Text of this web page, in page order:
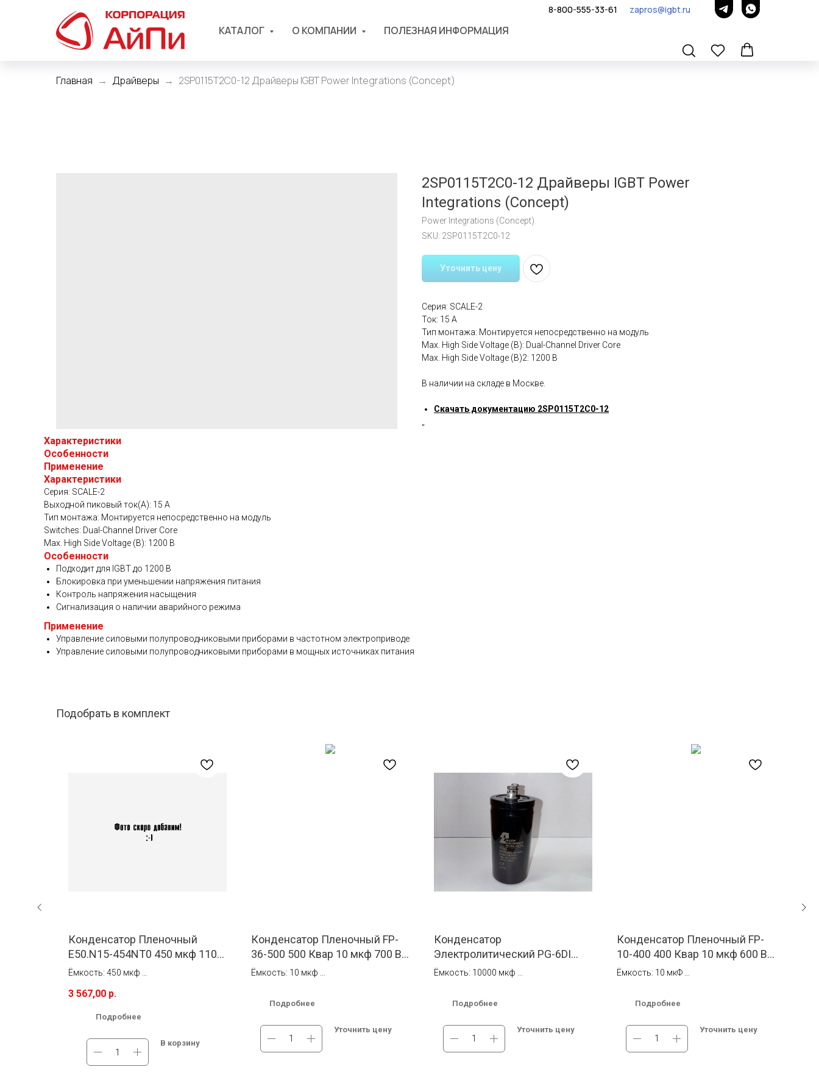
КАТАЛОГ О КОМПАНИИ ПОЛЕЗНАЯ ИНФОРМАЦИЯ
8-800-555-33-61 zapros@igbt.ru
Главная Драйверы 2SP0115T2C0-12 Драйверы IGBT Power Integrations (Concept)
2SP0115T2C0-12 Драйверы IGBT Power
Integrations (Concept)
Power Integrations (Concept)
SKU: 2SP0115T2C0-12
Уточнить цену
Серия: SCALE-2
Ток: 15 A
Тип монтажа: Монтируется непосредственно на модуль
Мах. High Side Voltage (В): Dual-Channel Driver Core
Мах. High Side Voltage (В)2: 1200 В
В наличии на складе в Москве.
Скачать документацию 2SP0115T2C0-12
"
Характеристики
Особенности
Применение
Характеристики
Серия: SCALE-2
Выходной пиковый ток(A): 15 A
Тип монтажа: Монтируется непосредственно на модуль
Switches: Dual-Channel Driver Core
Мах. High Side Voltage (В): 1200 В
Особенности
Подходит для IGBT до 1200 В
Блокировка при уменьшении напряжения питания
Контроль напряжения насыщения
Сигнализация о наличии аварийного режима
Применение
Управление силовыми полупроводниковыми приборами в частотном электроприводе
Управление силовыми полупроводниковыми приборами в мощных источниках питания
Подобрать в комплект
Конденсатор Пленочный
E50.N15-454NT0 450 мкф 1100
В DC Electronicon
Ёмкость: 450 мкф
Бесплатная доставка по России.
3 567,00 р.
Подробнее
В корзину
Конденсатор Пленочный FP-
36-500 500 Квар 10 мкф 700 В
AC Alcon Electronics
Ёмкость: 10 мкф
В наличии на складе в Новосибирске.
Бесплатная доставка по России.
Подробнее
Уточнить цену
Конденсатор
Электролитический PG-6DI
10000 мкф 100 В DC Alcon
Ёмкость: 10000 мкф
Под заказ. Бесплатная доставка по
России.
Подробнее
Уточнить цену
Конденсатор Пленочный FP-
10-400 400 Квар 10 мкф 600 В
AC Alcon Electronics
Ёмкость: 10 мкФ
В наличии на складе в Москве.
Бесплатная доставка по России.
Подробнее
Уточнить цену